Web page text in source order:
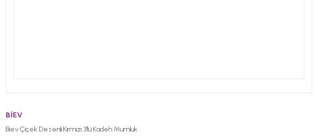
BİEV
Biev Çiçek Desenli Kırmızı 3'lü Kadeh Mumluk